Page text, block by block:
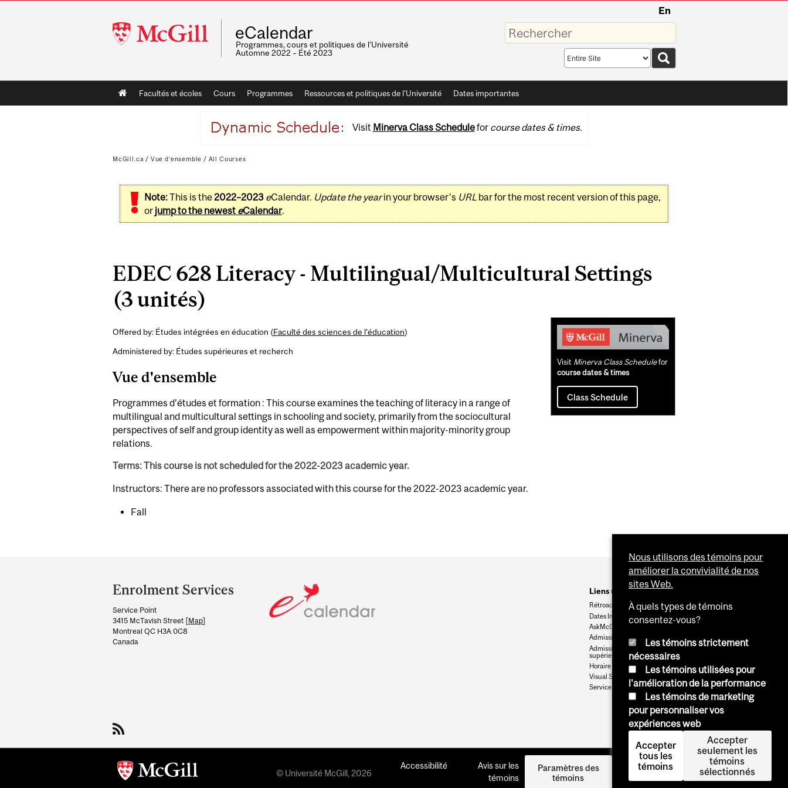
McGill
University
En
eCalendar
Programmes, cours et politiques de l'Université
Automne 2022 – Été 2023
Saisissez
vos
mots-
Search
scope
Main
navigation
Facultés et écoles Cours Programmes Ressources et politiques de l'Université Dates importantes
Visit Minerva Class Schedulefor course dates & times.
McGill.ca / Vue d'ensemble / All Courses
Note:This is the2022–2023 eCalendar. Update the yearin your browser's URLbar for the most recent version of this page,
or jump to the newest eCalendar.
EDEC 628 Literacy - Multilingual/Multicultural Settings
(3 unités)
Offered by: Études intégrées en éducation (Faculté des sciences de l’éducation)
Administered by: Études supérieures et recherch
Vue d'ensemble
Programmes d’études et formation : This course examines the teaching of literacy in a range of
multilingual and multicultural settings in schooling and society, primarily from the sociocultural
perspectives of self and group identity as well as empowerment within majority-minority group
relations.
Terms: This course is not scheduled for the 2022-2023 academic year.
Instructors: There are no professors associated with this course for the 2022-2023 academic year.
Fall
Related
Content
Visit Minerva Class Schedulefor
course dates & times
Class Schedule
and
University
Information
Enrolment Services
Service Point
3415 McTavish Street [Map]
Montreal QC H3A 0C8
Canada
Liens utiles
Rétroaction
Dates Importantes
AskMcGill
Admission au premier cycle
Admissions aux cycles
supérieurs et postdoctoraux
Horaire des cours
Visual Schedule Builder
Services aux étudiants
© Université McGill, 2026
Accessibilité
Avis sur les
témoins
Paramètres des
témoins
Se
connecter
Nous utilisons des témoins pour
améliorer la convivialité de nos
sites Web.
À quels types de témoins
consentez-vous?
Les témoins strictement
nécessaires
Les témoins utilisées pour
l'amélioration de la performance
Les témoins de marketing
pour personnaliser vos
expériences web
Accepter
tous les
témoins
Accepter
seulement les
témoins
sélectionnés